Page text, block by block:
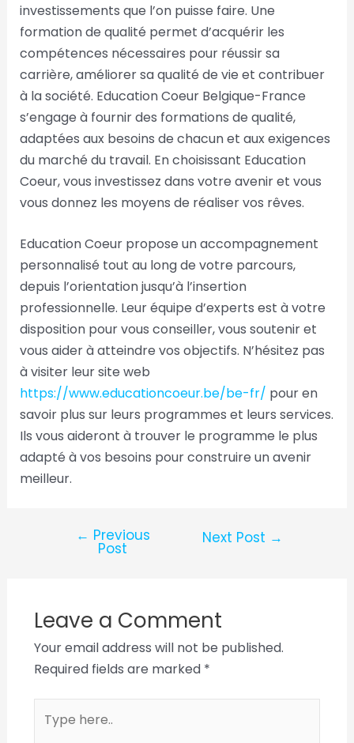
investissements que l’on puisse faire. Une
formation de qualité permet d’acquérir les
compétences nécessaires pour réussir sa
carrière, améliorer sa qualité de vie et contribuer
à la société. Education Coeur Belgique-France
s’engage à fournir des formations de qualité,
adaptées aux besoins de chacun et aux exigences
du marché du travail. En choisissant Education
Coeur, vous investissez dans votre avenir et vous
vous donnez les moyens de réaliser vos rêves.
Education Coeur propose un accompagnement
personnalisé tout au long de votre parcours,
depuis l’orientation jusqu’à l’insertion
professionnelle. Leur équipe d’experts est à votre
disposition pour vous conseiller, vous soutenir et
vous aider à atteindre vos objectifs. N’hésitez pas
à visiter leur site web
https://www.educationcoeur.be/be-fr/ pour en
savoir plus sur leurs programmes et leurs services.
Ils vous aideront à trouver le programme le plus
adapté à vos besoins pour construire un avenir
meilleur.
← Previous
Post
Next Post →
Leave a Comment
Your email address will not be published.
Required fields are marked *